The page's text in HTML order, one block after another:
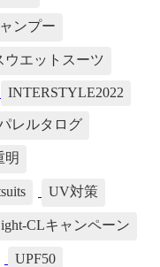
ンプー
ウエットスーツ
INTERSTYLE2022
レルタログ
明
UV対策
CLキャンペーン
UPF50